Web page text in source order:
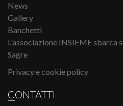
News
Gallery
Banchetti
L'associazione INSIEME sbarca
Sagre
Privacy e cookie policy
CONTATTI